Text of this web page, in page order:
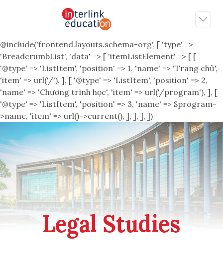
@include('frontend.layouts.schema-org', [ 'type' =>
'BreadcrumbList', 'data' => [ 'itemListElement' => [ [
'@type' => 'ListItem', 'position' => 1, 'name' => 'Trang chủ',
'item' => url('/'), ], [ '@type' => 'ListItem', 'position' => 2,
'name' => 'Chương trình học', 'item' => url('/program'), ], [
'@type' => 'ListItem', 'position' => 3, 'name' => $program-
>name, 'item' => url()->current(), ], ], ], ])
Legal Studies